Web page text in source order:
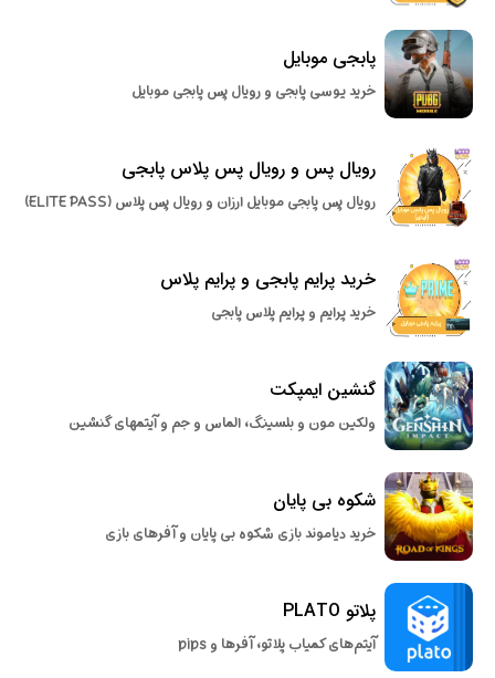
پابجی موبایل
خرید یوسی پابجی و رویال پس پابجی موبایل
رویال پس و رویال پس پلاس پابجی
رویال پس پابجی موبایل ارزان و رویال پس پلاس (ELITE PASS)
خرید پرایم پابجی و پرایم پلاس
خرید پرایم و پرایم پلاس پابجی
گنشین ایمپکت
ولکین مون و بلسینگ، الماس و جم و آیتمهای گنشین
شکوه بی پایان
خرید دیاموند بازی شکوه بی پایان و آفرهای بازی
پلاتو PLATO
آیتم‌های کمیاب پلاتو، آفرها و pips